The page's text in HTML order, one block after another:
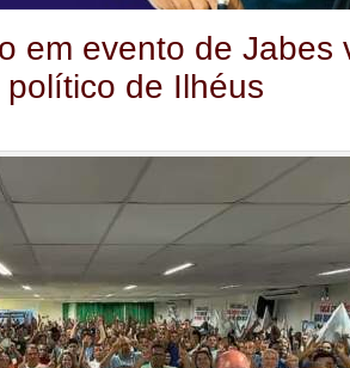
em evento de Jabes
de Ilhéus